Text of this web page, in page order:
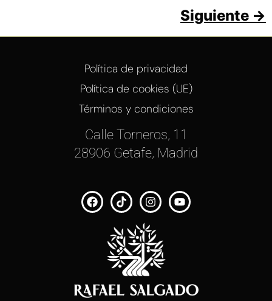
Siguiente →
Calle Torneros, 11
28906 Getafe, Madrid
Política de privacidad
Política de cookies (UE)
Términos y condiciones